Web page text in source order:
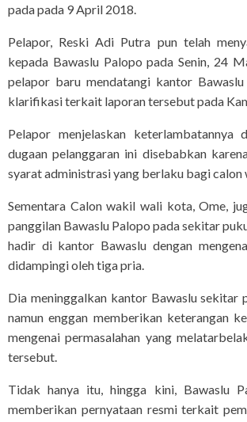
pada pada 9 April 2018.
Pelapor, Reski Adi Putra pun telah
kepada Bawaslu Palopo pada Senin, 24
pelapor baru mendatangi kantor
klarifikasi terkait laporan tersebut pada
Pelapor menjelaskan keterlambatannya
dugaan pelanggaran ini disebabkan
syarat administrasi yang berlaku bagi calon
Sementara Calon wakil wali kota, Ome,
panggilan Bawaslu Palopo pada sekitar
hadir di kantor Bawaslu dengan
didampingi oleh tiga pria.
Dia meninggalkan kantor Bawaslu sekitar
namun enggan memberikan keterangan
mengenai permasalahan yang
tersebut.
Tidak hanya itu, hingga kini, Bawaslu
memberikan pernyataan resmi terkait